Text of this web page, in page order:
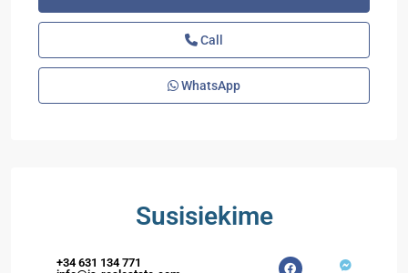
Call
WhatsApp
Susisiekime
+34 631 134 771